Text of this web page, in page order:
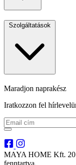
Szolgáltatások
Maradjon naprakész
Iratkozzon fel
MAYA HOME Kft.
fenntartva.